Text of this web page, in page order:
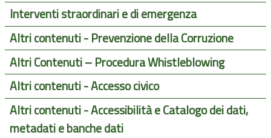
Interventi straordinari e di emergenza
Altri contenuti - Prevenzione della Corruzione
Altri Contenuti – Procedura Whistleblowing
Altri contenuti - Accesso civico
Altri contenuti - Accessibilità e Catalogo dei dati,
metadati e banche dati